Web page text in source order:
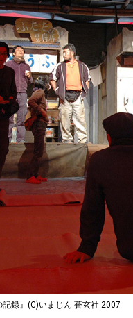
記録』(C)いまじん 蒼玄社 2007